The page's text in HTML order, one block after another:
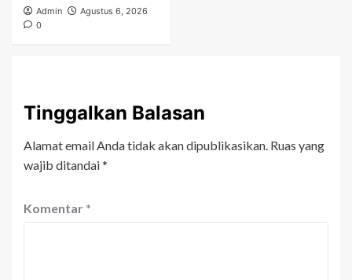
Admin
Agustus 6, 2026
0
Tinggalkan Balasan
Alamat email Anda tidak akan dipublikasikan. Ruas yang
wajib ditandai*
Komentar *